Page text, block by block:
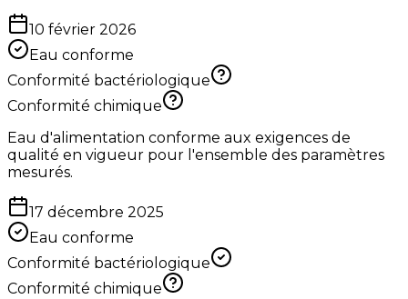
10 février 2026
Eau conforme
Conformité bactériologique
Conformité chimique
Eau d'alimentation conforme aux exigences de
qualité en vigueur pour l'ensemble des paramètres
mesurés.
17 décembre 2025
Eau conforme
Conformité bactériologique
Conformité chimique